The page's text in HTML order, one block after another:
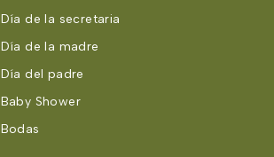
Día de la secretaria
Día de la madre
Día del padre
Baby Shower
Bodas